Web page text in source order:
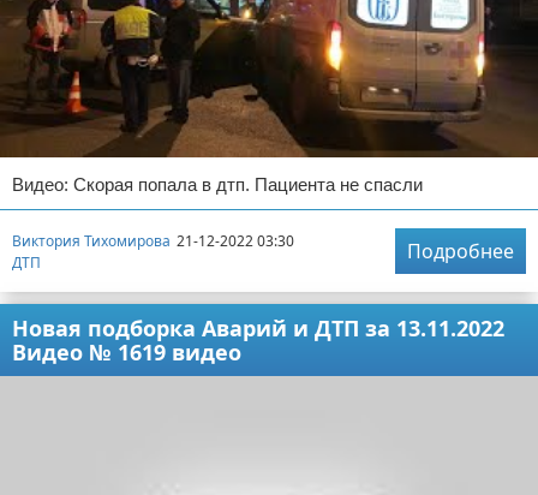
Видео: Скорая попала в дтп. Пациента не спасли
Виктория Тихомирова 21-12-2022 03:30
ДТП
Подробнее
Новая подборка Аварий и ДТП за 13.11.2022
Видео № 1619 видео